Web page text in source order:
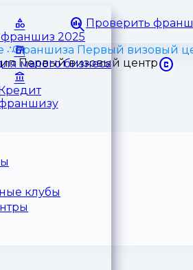
Проверить
франшиз 2025
малого бизнеса
клубы
Франшиза Первый визовый